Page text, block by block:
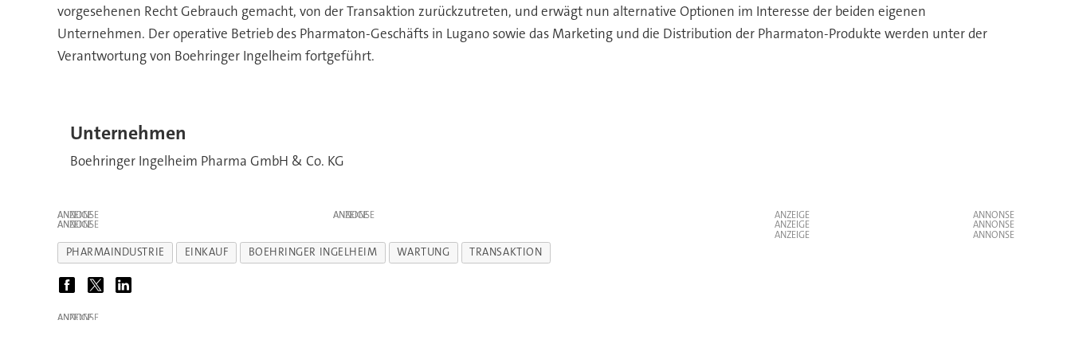
vorgesehenen Recht Gebrauch gemacht, von der Transaktion zurückzutreten, und erwägt nun alternative Optionen im Interesse der beiden eigenen
Unternehmen. Der operative Betrieb des Pharmaton-Geschäfts in Lugano sowie das Marketing und die Distribution der Pharmaton-Produkte werden unter der
Verantwortung von Boehringer Ingelheim fortgeführt.
Unternehmen
Boehringer Ingelheim Pharma GmbH & Co. KG
ANZEIGE ANZEIGE
ANZEIGE
ANZEIGE
ANZEIGE
ANZEIGE
PHARMAINDUSTRIE EINKAUF BOEHRINGER INGELHEIM WARTUNG TRANSAKTION
ANZEIGE